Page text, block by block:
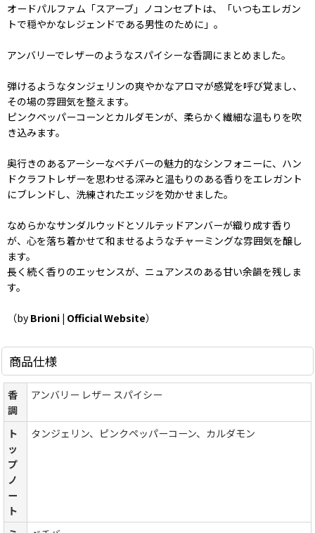
オードパルファム「スアーブ」ノコンセプトは、「いつもエレガン
トで穏やかなレジェンドである男性のために」。
アンバリーでレザーのようなスパイシーな香調にまとめました。
弾けるようなタンジェリンの爽やかなアロマが感覚を呼び覚まし、
その場の雰囲気を整えます。
ピンクペッパーコーンとカルダモンが、柔らかく繊細な温もりを吹
き込みます。
奥行きのあるアーシーなベチバーの魅力的なシンフォニーに、ハン
ドクラフトレザーを思わせる深みと温もりのある香りをエレガント
にブレンドし、洗練されたエッジを効かせました。
なめらかなサンダルウッドとソルテッドアンバーが織り成す香り
が、心を落ち着かせて和ませるようなチャーミングな雰囲気を醸し
ます。
長く続く香りのエッセンスが、ニュアンスのある甘い余韻を残しま
す。
（by Brioni | Official Website）
商品仕様
香
調
アンバリー レザー スパイシー
ト
ッ
プ
ノ
ー
ト
タンジェリン、ピンクペッパーコーン、カルダモン